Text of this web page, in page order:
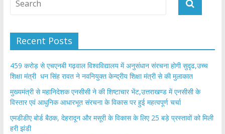
Recent Posts
459 करोड़ से एचएनबी गढ़वाल विश्वविद्यालय में अनुसंधान संरचना होगी सुदृढ,उच्च
शिक्षा मंत्री धन सिंह रावत ने नवनियुक्त केन्द्रीय शिक्षा मंत्री से की मुलाकात
मुख्यमंत्री से महानिदेशक एनसीसी ने की शिष्टाचार भेंट,उत्तराखण्ड में एनसीसी के
विस्तार एवं आधुनिक आधारभूत संरचना के विकास पर हुई महत्वपूर्ण चर्चा
एमडीडीए बोर्ड बैठक, देहरादून और मसूरी के विकास के लिए 25 बड़े प्रस्तावों को मिली
हरी झंडी